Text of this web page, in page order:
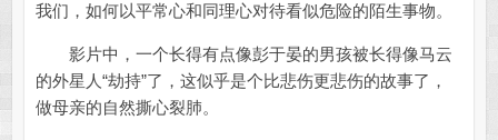
我们，如何以平常心和同理心对待看似危险的陌生事物。
影片中，一个长得有点像彭于晏的男孩被长得像马云
的外星人“劫持”了，这似乎是个比悲伤更悲伤的故事了，
做母亲的自然撕心裂肺。